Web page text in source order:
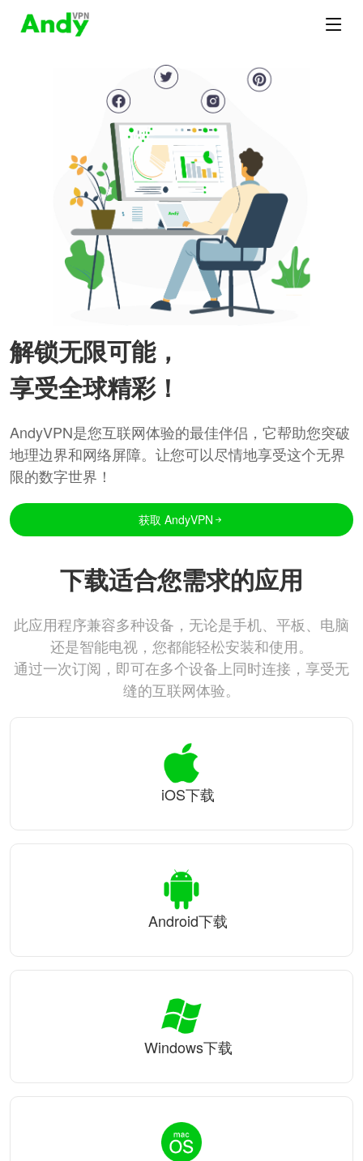
解锁无限可能，
享受全球精彩！
AndyVPN是您互联网体验的最佳伴侣，它帮助您突破
地理边界和网络屏障。让您可以尽情地享受这个无界
限的数字世界！
获取 AndyVPN
下载适合您需求的应用
此应用程序兼容多种设备，无论是手机、平板、电脑
还是智能电视，您都能轻松安装和使用。
通过一次订阅，即可在多个设备上同时连接，享受无
缝的互联网体验。
iOS下载
Android下载
Windows下载